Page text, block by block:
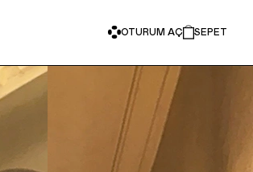
OTURUM AÇ SEPET